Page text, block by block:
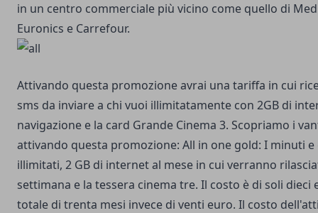
in un centro commerciale più vicino come quello di
Euronics e Carrefour.
Attivando questa promozione avrai una tariffa in cui
sms da inviare a chi vuoi illimitatamente con 2GB di
navigazione e la card Grande Cinema 3. Scopriamo i
attivando questa promozione: All in one gold: I minuti e
illimitati, 2 GB di internet al mese in cui verranno
settimana e la tessera cinema tre. Il costo è di soli dieci
totale di trenta mesi invece di venti euro. Il costo